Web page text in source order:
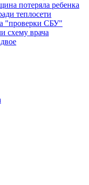
потеряла ребенка
теплосети
"проверки СБУ"
схему врача